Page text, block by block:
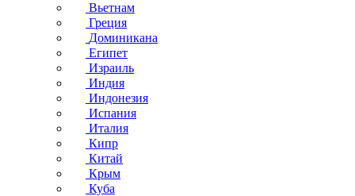
Вьетнам
Греция
Доминикана
Египет
Израиль
Индия
Индонезия
Испания
Италия
Кипр
Китай
Крым
Куба